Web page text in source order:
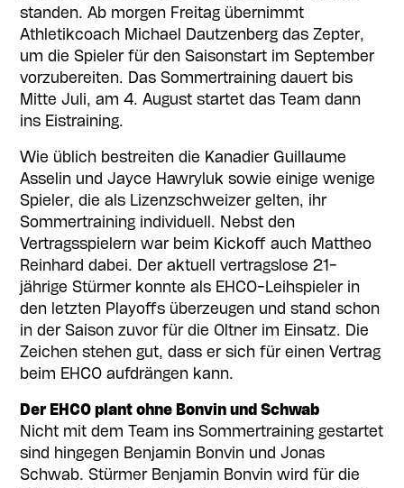
standen. Ab morgen Freitag übernimmt
Athletikcoach Michael Dautzenberg das Zepter,
um die Spieler für den Saisonstart im September
vorzubereiten. Das Sommertraining dauert bis
Mitte Juli, am 4. August startet das Team dann
ins Eistraining.
Wie üblich bestreiten die Kanadier Guillaume
Asselin und Jayce Hawryluk sowie einige wenige
Spieler, die als Lizenzschweizer gelten, ihr
Sommertraining individuell. Nebst den
Vertragsspielern war beim Kickoff auch Mattheo
Reinhard dabei. Der aktuell vertragslose 21-
jährige Stürmer konnte als EHCO-Leihspieler in
den letzten Playoffs überzeugen und stand schon
in der Saison zuvor für die Oltner im Einsatz. Die
Zeichen stehen gut, dass er sich für einen Vertrag
beim EHCO aufdrängen kann.
Der EHCO plant ohne Bonvin und Schwab
Nicht mit dem Team ins Sommertraining gestartet
sind hingegen Benjamin Bonvin und Jonas
Schwab. Stürmer Benjamin Bonvin wird für die